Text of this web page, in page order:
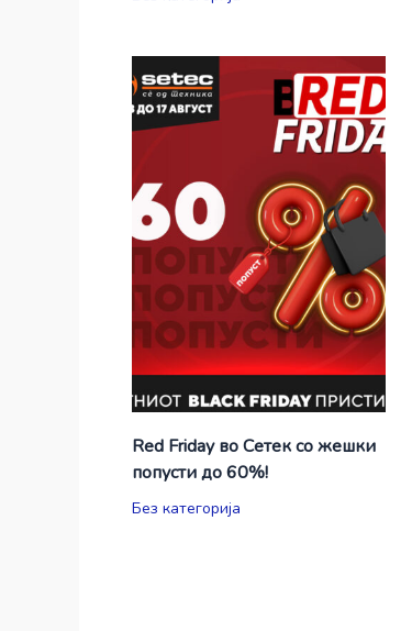
Red Friday во Сетек со жешки
попусти до 60%!
Без категорија